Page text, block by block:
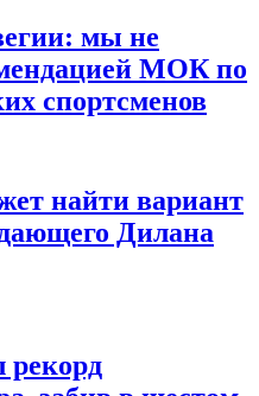
мы не
МОК по
спортсменов
найти вариант
Дилана
рекорд